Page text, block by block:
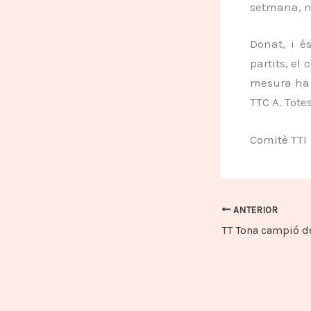
setmana,
Donat, i
partits, el
mesura
TTC A.
Comitè TTI
ANTERIOR